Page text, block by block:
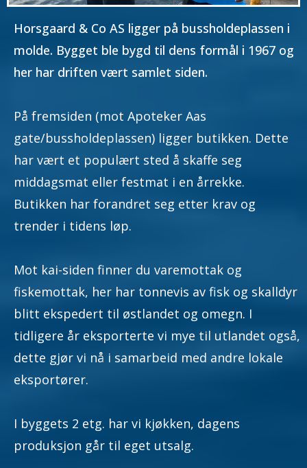
Horsgaard & Co AS ligger på bussholdeplassen i
molde. Bygget ble bygd til dens formål i 1967 og
her har driften vært samlet siden.
På fremsiden (mot Apoteker Aas
gate/bussholdeplassen) ligger butikken. Dette
har vært et populært sted å skaffe seg
middagsmat eller festmat i en årrekke.
Butikken har forandret seg etter krav og
trender i tidens løp.
Mot kai-siden finner du varemottak og
fiskemottak, her har tonnevis av fisk og skalldyr
blitt ekspedert til østlandet og omegn. I
tidligere år eksporterte vi mye til utlandet også,
dette gjør vi nå i samarbeid med andre lokale
eksportører.
I byggets 2 etg. har vi kjøkken, dagens
produksjon går til eget utsalg.